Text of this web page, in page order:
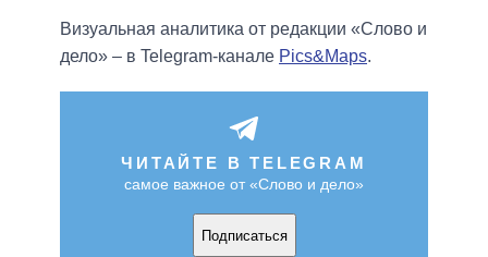
Визуальная аналитика от редакции «Слово и
дело» – в Telegram-канале Pics&Maps.
ЧИТАЙТЕ В TELEGRAM
самое важное от «Слово и дело»
Подписаться